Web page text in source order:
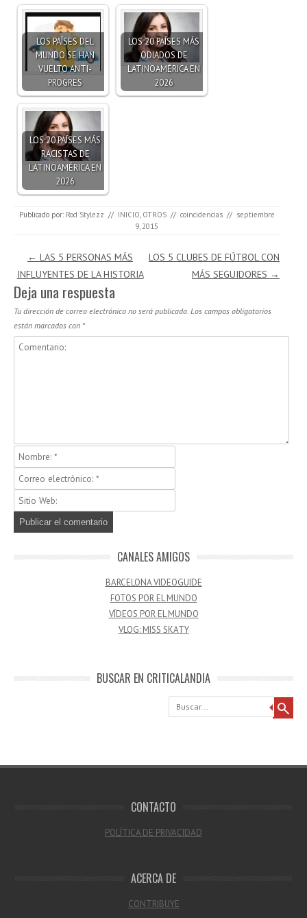
LOS PAÍSES DEL
MUNDO SE HAN
VUELTO ANTI-
PROGRES
LOS 20 PAÍSES MÁS
ODIADOS DE
LATINOAMÉRICA EN
2026
LOS 20 PAÍSES MÁS
RACISTAS DE
LATINOAMÉRICA EN
2026
Publicado por: Rod Stylezz // INICIO OTROS // coincidencias // septiembre
9, 2015
Navegación de entradas
← LAS 5 PERSONAS MÁS
INFLUYENTES DE LA HISTORIA
LOS 5 CLUBES DE FÚTBOL CON
MÁS SEGUIDORES →
Deja una respuesta
Tu dirección de correo electrónico no será publicada. Los campos obligatorios
están marcados con *
CANALES AMIGOS
BARCELONA VIDEOGUIDE
FOTOS POR EL MUNDO
VÍDEOS POR EL MUNDO
VLOG: MISS SKATY
BUSCAR EN CRITICALANDIA
Buscar
CONTACTO
POLÍTICA DE PRIVACIDAD
ACERCA DE
CONTRIBUYE